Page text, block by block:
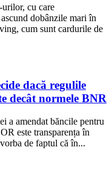
cu care
dobânzile mari în
cum sunt cardurile de
dacă regulile
decât normele BNR
a amendat băncile pentru
este transparența în
de faptul că în...